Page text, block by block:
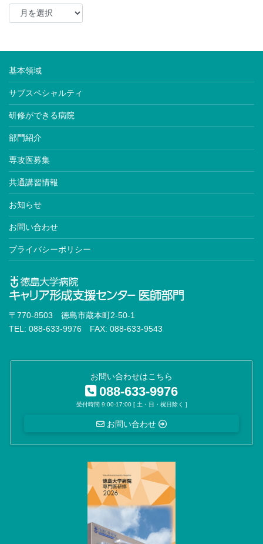
基本領域
サブスペシャルティ
研修ができる病院
部門紹介
専攻医募集
共通講習情報
お知らせ
お問い合わせ
プライバシーポリシー
〒770-8503 徳島市蔵本町2-50-1
TEL: 088-633-9976 FAX: 088-633-9543
お問い合わせはこちら
088-633-9976
受付時間 9:00-17:00 [ 土・日・祝日除く ]
お問い合わせ